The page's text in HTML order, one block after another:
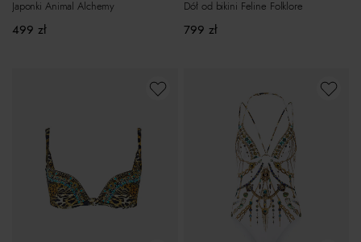
Japonki Animal Alchemy
499 zł
Dół od bikini Feline Folklore
799 zł